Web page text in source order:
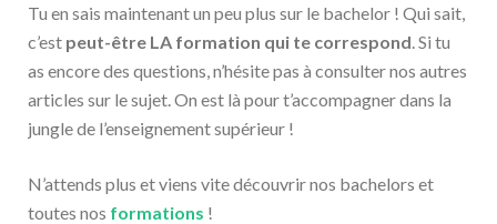
Tu en sais maintenant un peu plus sur le bachelor ! Qui sait,
c’est peut-être LA formation qui te correspond . Si tu
as encore des questions, n’hésite pas à consulter nos autres
articles sur le sujet. On est là pour t’accompagner dans la
jungle de l’enseignement supérieur !
N’attends plus et viens vite découvrir nos bachelors et
toutes nos formations !